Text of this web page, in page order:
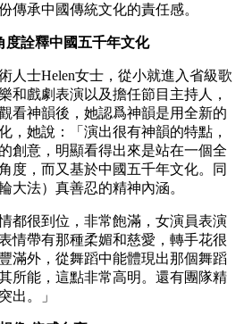
傳承中國傳統文化的責任感。
度詮釋中國五千年文化
人士Helen女士，從小就進入省級歌
和戲劇表演以及擔任節目主持人，
看神韻後，她認爲神韻是用全新的
，她說：「演出很有神韻的特點，
創意，明顯看得出來是站在一個全
度，而又基於中國五千年文化。同
大法）真善忍的精神內涵。
都很到位，非常飽滿，女演員表演
情帶有那種柔媚和慈愛，轉手花很
滿外，從舞蹈中能體現出那個舞蹈
所能，這點非常高明。還有團隊精
出。」